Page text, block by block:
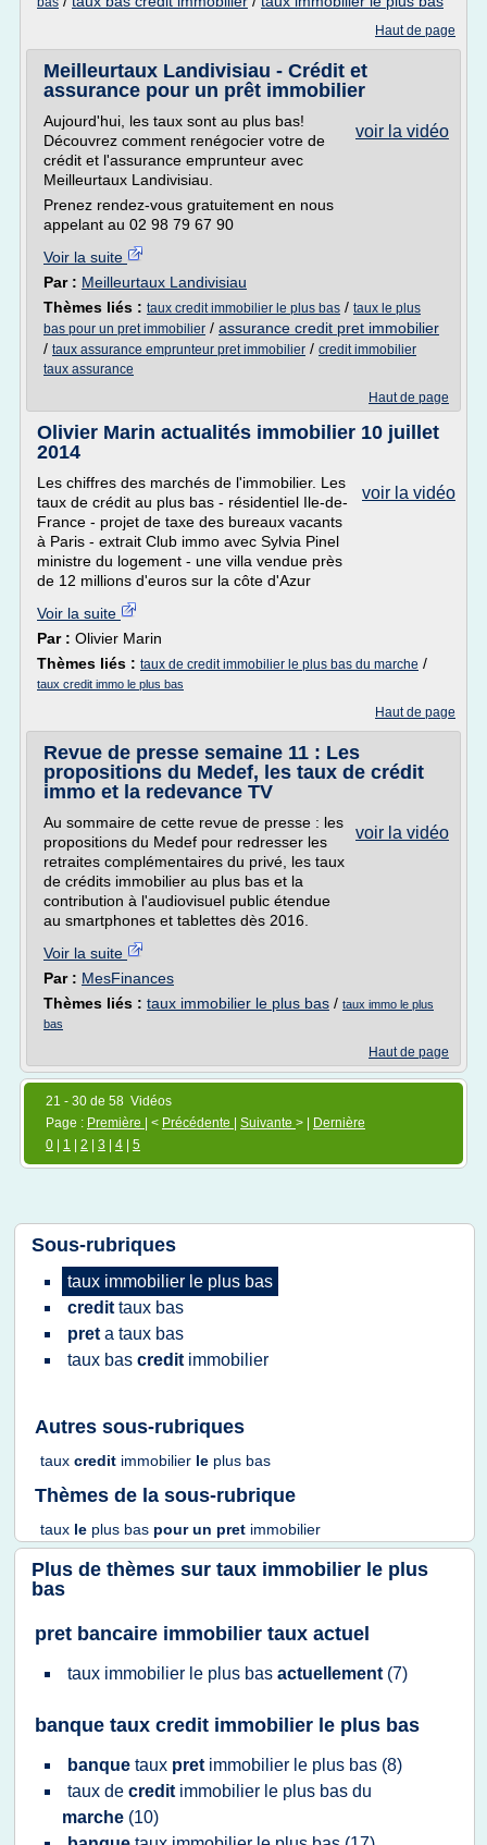
Haut de page
Meilleurtaux Landivisiau - Crédit et
assurance pour un prêt immobilier
voir la vidéo
Aujourd'hui, les taux sont au plus bas!
Découvrez comment renégocier votre de
crédit et l'assurance emprunteur avec
Meilleurtaux Landivisiau.
Prenez rendez-vous gratuitement en nous
appelant au 02 98 79 67 90
Voir la suite
Par : Meilleurtaux Landivisiau
Thèmes liés : taux credit immobilier le plus bas / taux le plus
bas pour un pret immobilier / assurance credit pret immobilier
/ taux assurance emprunteur pret immobilier / credit immobilier
taux assurance
Haut de page
Olivier Marin actualités immobilier 10 juillet
2014
voir la vidéo
Les chiffres des marchés de l'immobilier. Les
taux de crédit au plus bas - résidentiel Ile-de-
France - projet de taxe des bureaux vacants
à Paris - extrait Club immo avec Sylvia Pinel
ministre du logement - une villa vendue près
de 12 millions d'euros sur la côte d'Azur
Voir la suite
Par : Olivier Marin
Thèmes liés : taux de credit immobilier le plus bas du marche /
taux credit immo le plus bas
Haut de page
Revue de presse semaine 11 : Les
propositions du Medef, les taux de crédit
immo et la redevance TV
voir la vidéo
Au sommaire de cette revue de presse : les
propositions du Medef pour redresser les
retraites complémentaires du privé, les taux
de crédits immobilier au plus bas et la
contribution à l'audiovisuel public étendue
au smartphones et tablettes dès 2016.
Voir la suite
Par : MesFinances
Thèmes liés : taux immobilier le plus bas / taux immo le plus
bas
Haut de page
21 - 30 de 58 Vidéos
Page : Première | < Précédente Suivante > |
Dernière
0
1 2 3 4 5
Sous-rubriques
taux immobilier le plus bas
credit taux bas
pret a taux bas
taux bas credit immobilier
Autres sous-rubriques
taux credit immobilier le plus bas
Thèmes de la sous-rubrique
taux le plus bas pour un pret immobilier
Plus de thèmes sur taux immobilier le plus
bas
pret bancaire immobilier taux actuel
taux immobilier le plus bas actuellement (7)
banque taux credit immobilier le plus bas
banque taux pret immobilier le plus bas (8)
taux de credit immobilier le plus bas du
marche (10)